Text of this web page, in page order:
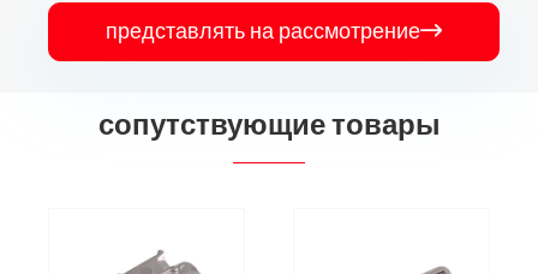
представлять на рассмотрение
сопутствующие товары